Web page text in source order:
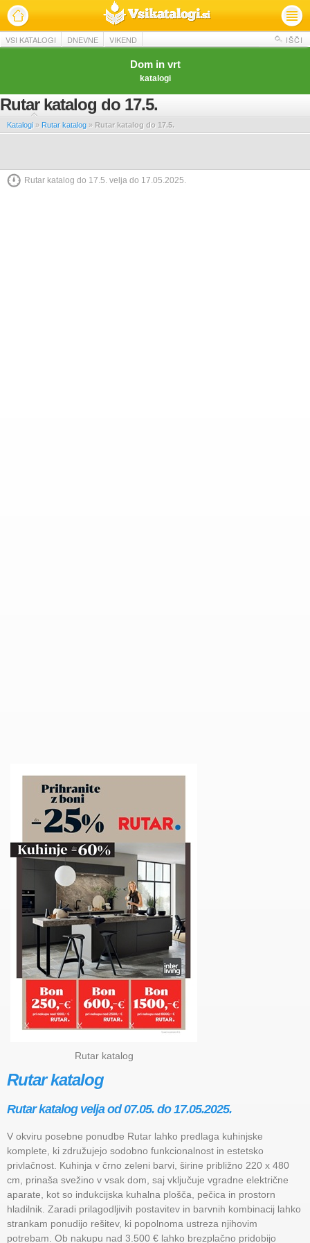
VSI KATALOGI DNEVNE VIKEND IŠČI
Dom in vrt
katalogi
Rutar katalog do 17.5.
Katalogi » Rutar katalog » Rutar katalog do 17.5.
Rutar katalog do 17.5. velja do 17.05.2025.
Rutar katalog
Rutar katalog
Rutar katalog velja od 07.05. do 17.05.2025.
V okviru posebne ponudbe Rutar lahko predlaga kuhinjske
komplete, ki združujejo sodobno funkcionalnost in estetsko
privlačnost. Kuhinja v črno zeleni barvi, širine približno 220 x 480
cm, prinaša svežino v vsak dom, saj vključuje vgradne električne
aparate, kot so indukcijska kuhalna plošča, pečica in prostorn
hladilnik. Zaradi prilagodljivih postavitev in barvnih kombinacij lahko
strankam ponudijo rešitev, ki popolnoma ustreza njihovim
potrebam. Ob nakupu nad 3.500 € lahko brezplačno pridobijo